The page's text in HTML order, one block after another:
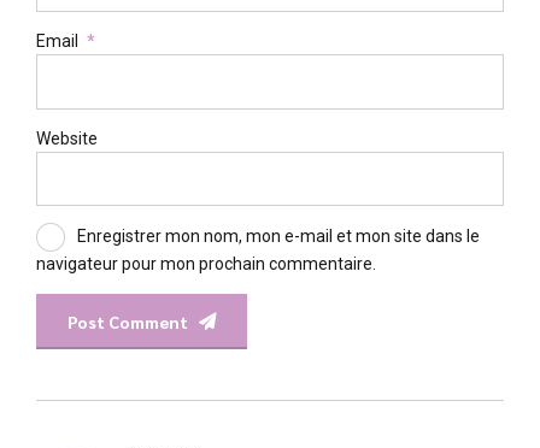
Email *
Website
Enregistrer mon nom, mon e-mail et mon site dans le
navigateur pour mon prochain commentaire.
Post Comment